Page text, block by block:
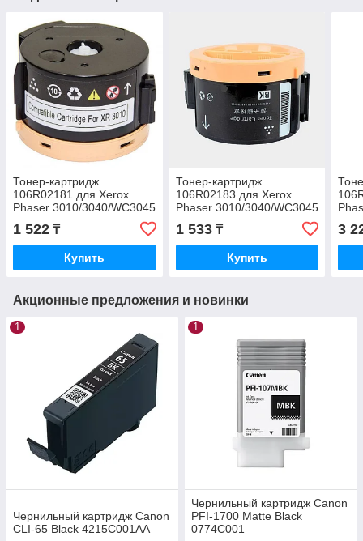
Тонер-картридж
106R02181 для Xerox
Phaser 3010/3040/WC3045
(1 0K) Euro Print
1 522 ₸
Купить
Тонер-картридж
106R02183 для Xerox
Phaser 3010/3040/WC3045
(2 3K) Euro Print
1 533₸
Купить
(1K)
3
Акционные предложения и новинки
1
Чернильный картридж Canon
CLI-65 Black 4215C001AA
1
Чернильный картридж Canon
PFI-1700 Matte Black
0774C001